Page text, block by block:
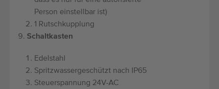
Person einstellbar ist)
1 Rutschkupplung
Schaltkasten
Edelstahl
Spritzwassergeschützt nach IP65
Steuerspannung 24V-AC